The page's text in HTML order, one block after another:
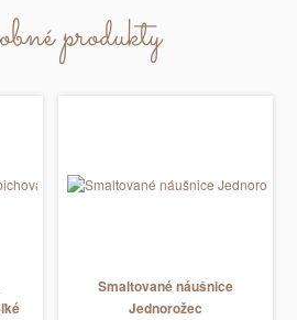
produkty
Smaltované náušnice
Jednorožec